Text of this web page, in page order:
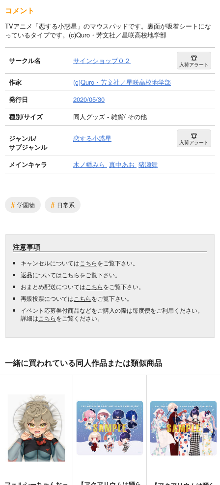
コメント
TVアニメ「恋する小惑星」のマウスパッドです。裏面が吸着シートにな
っているタイプです。(c)Quro・芳文社／星咲高校地学部
サークル名 サインショップＯ２ 入荷アラート
作家
(c)Quro・芳文社／星咲高校地学部
発行日
2020/05/30
種別/サイズ
同人グッズ - 雑貨/ その他
ジャンル/
サブジャンル
恋する小惑星 入荷アラート
メインキャラ 木ノ幡みら 真中あお 猪瀬舞
# 学園物 # 日常系
注意事項
キャンセルについては こちらをご覧下さい。
返品については こちらをご覧下さい。
おまとめ配送については こちらをご覧下さい。
再販投票については こちらをご覧下さい。
イベント応募券付商品などをご購入の際は毎度便をご利用ください。
詳細は こちらをご覧ください。
一緒に買われている同人作品または類似商品